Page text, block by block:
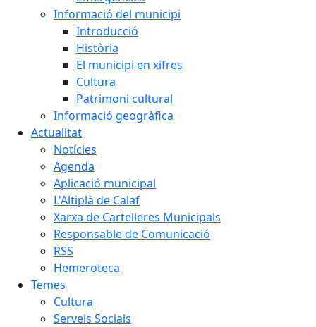
Informació del municipi
Introducció
Història
El municipi en xifres
Cultura
Patrimoni cultural
Informació geogràfica
Actualitat
Notícies
Agenda
Aplicació municipal
L'Altiplà de Calaf
Xarxa de Cartelleres Municipals
Responsable de Comunicació
RSS
Hemeroteca
Temes
Cultura
Serveis Socials